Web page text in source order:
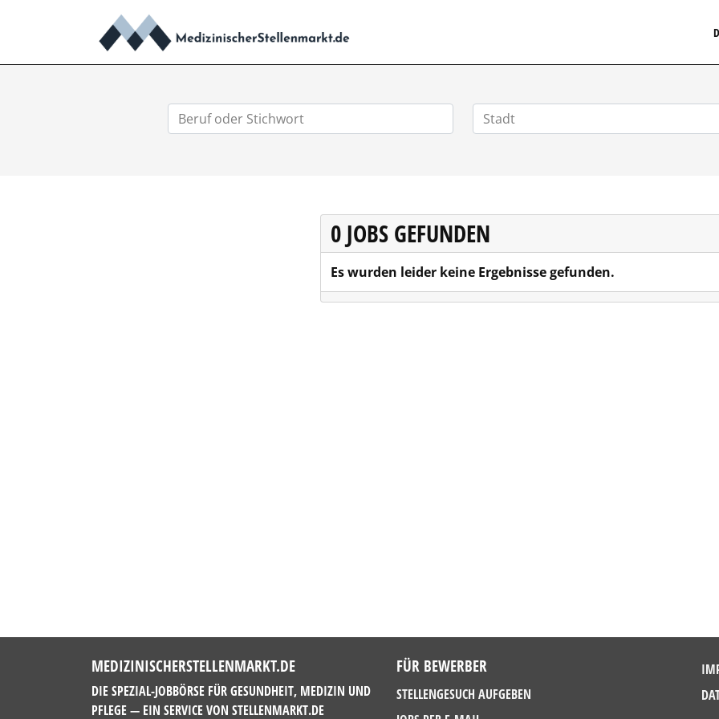
0 JOBS GEFUNDEN
Es wurden leider keine Ergebnisse gefunden.
MEDIZINISCHERSTELLENMARKT.DE
DIE SPEZIAL-JOBBÖRSE FÜR GESUNDHEIT, MEDIZIN UND
PFLEGE — EIN SERVICE VON STELLENMARKT.DE
FÜR BEWERBER
STELLENGESUCH AUFGEBEN